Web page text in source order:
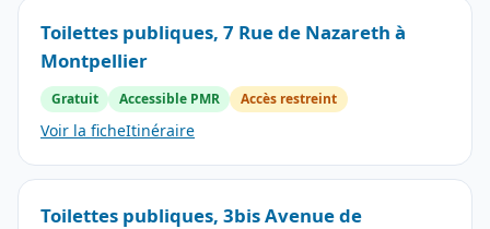
Toilettes publiques, 7 Rue de Nazareth à
Montpellier
Gratuit Accessible PMR Accès restreint
Voir la ficheItinéraire
Toilettes publiques, 3bis Avenue de